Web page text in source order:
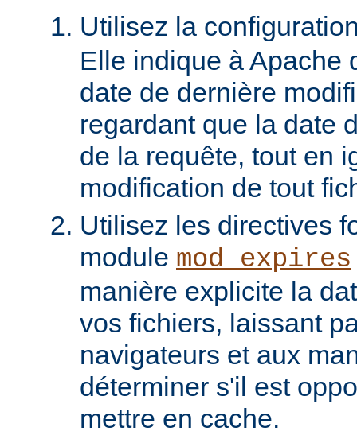
Utilisez la
Elle indique à Apache
date de dernière
regardant que la date
de la requête, tout en
modification de tout
Utilisez les directives
module mod_expires
manière explicite la
vos fichiers, laissant
navigateurs et aux
déterminer s'il est
mettre en cache.